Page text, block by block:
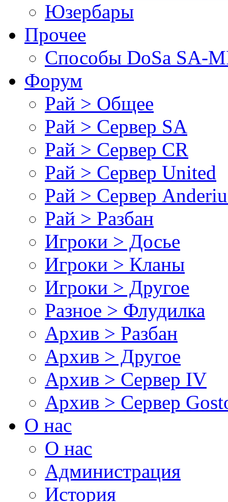
Юзербары
Прочее
Cпособы DoSа SA-
Форум
Рай > Общее
Рай > Сервер SA
Рай > Сервер CR
Рай > Сервер United
Рай > Сервер
Рай > Разбан
Игроки > Досье
Игроки > Кланы
Игроки > Другое
Разное > Флудилка
Архив > Разбан
Архив > Другое
Архив > Сервер IV
Архив > Сервер
О нас
О нас
Администрация
История